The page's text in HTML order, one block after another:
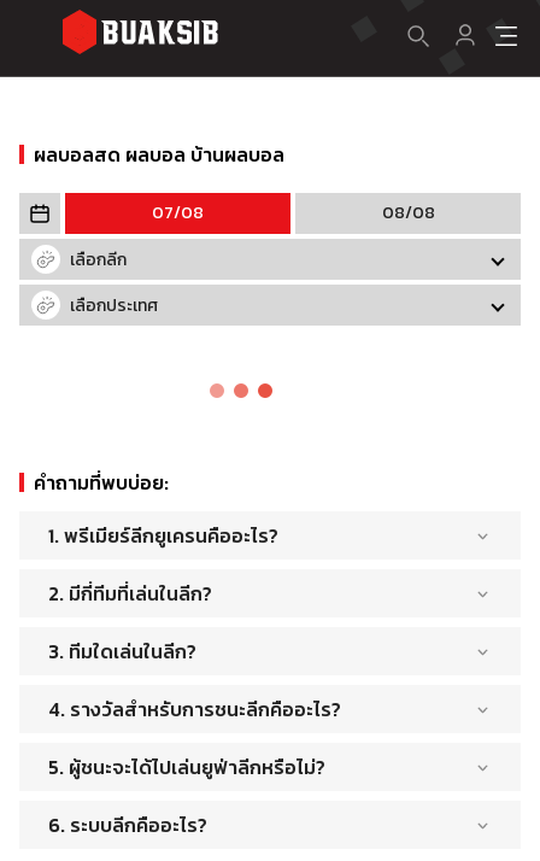
ผลบอลสด ผลบอล บ้านผลบอล
07/08
08/08
เลือกลีก
เลือกประเทศ
คำถามที่พบบ่อย:
1. พรีเมียร์ลีกยูเครนคืออะไร?
ก่อตั้งขึ้นในปี 1991 หลังจากที่ยูเครนได้รับเอกราชจากสหภาพ
ในยุโรป
2. มีกี่ทีมที่เล่นในลีก?
กันเองในแมตช์ต่างๆ ตลอดทั้งฤดูกาล โดยมีเป้าหมายสูงสุดคือ
3. ทีมใดเล่นในลีก?
Shakhtar Donetsk
Zorya Luhansk
Kolos Kovalivka
Oleksandriya
4. รางวัลสำหรับการชนะลีกคืออะไร?
เดียวกับรางวัลเงินสด จำนวนรางวัลเงินสดจะแตกต่างกันไปใน
5. ผู้ชนะจะได้ไปเล่นยูฟ่าลีกหรือไม่?
นส์ลีก ซึ่งเป็นการแข่งขันระดับสโมสรที่มีชื่อเสียงที่สุดในวงการ
6. ระบบลีกคืออะไร?